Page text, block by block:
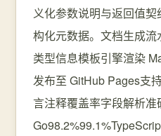
义化参数说明与返回值
构化元数据。文档生成
类型信息模板引擎渲染
发布至 GitHub Pages支
言注释覆盖率字段解析准